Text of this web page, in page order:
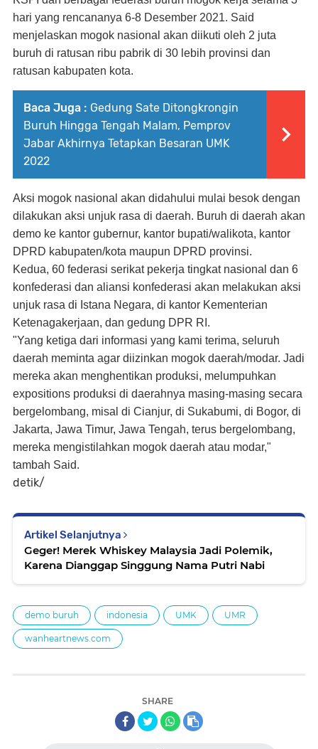
hari yang rencananya 6-8 Desember 2021. Said
menjelaskan mogok nasional akan diikuti oleh 2 juta
buruh di ratusan ribu pabrik di 30 lebih provinsi dan
ratusan kabupaten kota.
Baca Juga : Gedung Sate Ditongkrongin
Buruh Hingga Tengah Malam, Pemprov
Jabar Akhirnya Tetapkan Besaran UMK
2022
Aksi mogok nasional akan didahului mulai besok dengan
dilakukan aksi unjuk rasa di daerah. Buruh di daerah akan
demo ke kantor gubernur, kantor bupati/walikota, kantor
DPRD kabupaten/kota maupun DPRD provinsi.
Kedua, 60 federasi serikat pekerja tingkat nasional dan 6
konfederasi dan aliansi konfederasi akan melakukan aksi
unjuk rasa di Istana Negara, di kantor Kementerian
Ketenagakerjaan, dan gedung DPR RI.
"Yang ketiga dari informasi yang kami terima, seluruh
daerah meminta agar diizinkan mogok daerah/modar. Jadi
mereka akan menghentikan produksi, melumpuhkan
expositions produksi di daerahnya masing-masing secara
bergelombang, misal di Cianjur, di Sukabumi, di Bogor, di
Jakarta, Jawa Timur, Jawa Tengah, terus bergelombang,
mereka mengistilahkan mogok daerah atau modar,"
tambah Said.
detik/
Artikel Selanjutnya
Geger! Merek Whiskey Malaysia Jadi Polemik,
Karena Dianggap Singgung Nama Putri Nabi
demo buruh indonesia UMK UMR
wanheartnews.com
SHARE